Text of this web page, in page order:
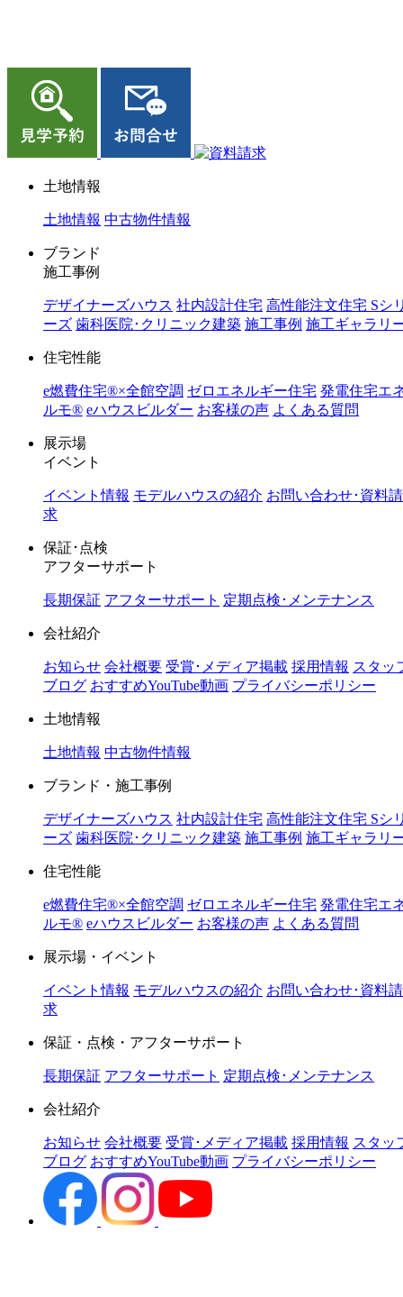
土地情報
土地情報 中古物件情報
ブランド
施工事例
デザイナーズハウス 社内設計住宅 高性能注文住宅 Sシ
ーズ 歯科医院･クリニック建築 施工事例 施工ギャラリ
住宅性能
e燃費住宅®︎×全館空調 ゼロエネルギー住宅 発電住宅エ
ルモ®︎ eハウスビルダー お客様の声 よくある質問
展示場
イベント
イベント情報 モデルハウスの紹介 お問い合わせ･資料請
求
保証･点検
アフターサポート
長期保証 アフターサポート 定期点検･メンテナンス
会社紹介
お知らせ 会社概要 受賞･メディア掲載 採用情報 スタッ
ブログ おすすめYouTube動画 プライバシーポリシー
土地情報
土地情報 中古物件情報
ブランド・施工事例
デザイナーズハウス 社内設計住宅 高性能注文住宅 Sシ
ーズ 歯科医院･クリニック建築 施工事例 施工ギャラリ
住宅性能
e燃費住宅®︎×全館空調 ゼロエネルギー住宅 発電住宅エ
ルモ®︎ eハウスビルダー お客様の声 よくある質問
展示場・イベント
イベント情報 モデルハウスの紹介 お問い合わせ･資料請
求
保証・点検・アフターサポート
長期保証 アフターサポート 定期点検･メンテナンス
会社紹介
お知らせ 会社概要 受賞･メディア掲載 採用情報 スタッ
ブログ おすすめYouTube動画 プライバシーポリシー